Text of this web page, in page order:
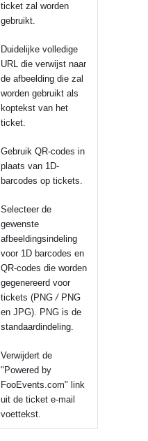
ticket zal worden
gebruikt.
Duidelijke volledige
URL die verwijst naar
de afbeelding die zal
worden gebruikt als
koptekst van het
ticket.
Gebruik QR-codes in
plaats van 1D-
barcodes op tickets.
Selecteer de
gewenste
afbeeldingsindeling
voor 1D barcodes en
QR-codes die worden
gegenereerd voor
tickets (PNG/PNG
en JPG). PNG is de
standaardindeling.
Verwijdert de
"Powered by
FooEvents.com" link
uit de ticket e-mail
voettekst.